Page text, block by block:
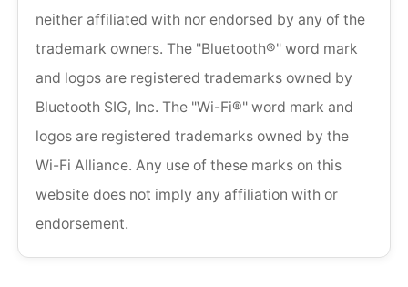
neither affiliated with nor endorsed by any of the
trademark owners. The "Bluetooth®" word mark
and logos are registered trademarks owned by
Bluetooth SIG, Inc. The "Wi-Fi®" word mark and
logos are registered trademarks owned by the
Wi-Fi Alliance. Any use of these marks on this
website does not imply any affiliation with or
endorsement.